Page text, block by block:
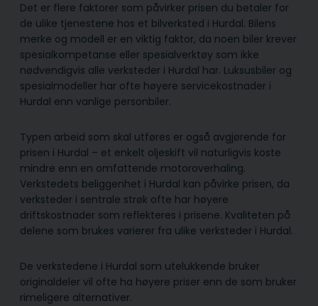
Det er flere faktorer som påvirker prisen du betaler for
de ulike tjenestene hos et bilverksted i Hurdal. Bilens
merke og modell er en viktig faktor, da noen biler krever
spesialkompetanse eller spesialverktøy som ikke
nødvendigvis alle verksteder i Hurdal har. Luksusbiler og
spesialmodeller har ofte høyere servicekostnader i
Hurdal enn vanlige personbiler.
Typen arbeid som skal utføres er også avgjørende for
prisen i Hurdal – et enkelt oljeskift vil naturligvis koste
mindre enn en omfattende motoroverhaling.
Verkstedets beliggenhet i Hurdal kan påvirke prisen, da
verksteder i sentrale strøk ofte har høyere
driftskostnader som reflekteres i prisene. Kvaliteten på
delene som brukes varierer fra ulike verksteder i Hurdal.
De verkstedene i Hurdal som utelukkende bruker
originaldeler vil ofte ha høyere priser enn de som bruker
rimeligere alternativer.